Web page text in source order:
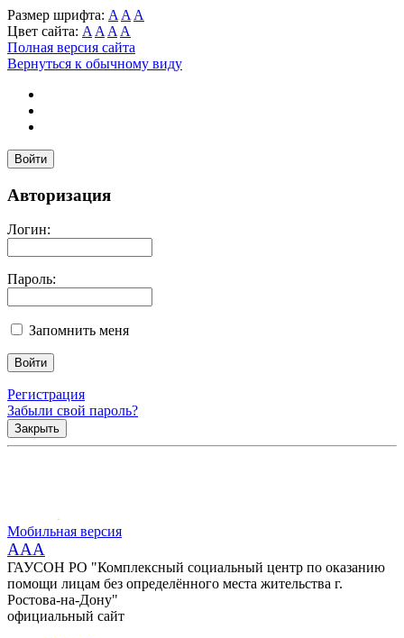
Размер шрифта: A A A
Цвет сайта: A A A A
Полная версия сайта
Вернуться к обычному виду
Войти
Авторизация
Логин:
Пароль:
Запомнить меня
Регистрация
Забыли свой пароль?
Закрыть
Мобильная версия
AAA
ГАУСОН РО "Комплексный социальный центр по оказанию
помощи лицам без определённого места жительства г.
Ростова-на-Дону"
официальный сайт